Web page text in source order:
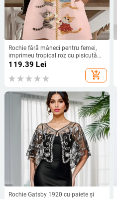
Rochie fără mâneci pentru femei,
imprimeu tropical roz cu pisicuță
cățărând pe o frânghie
119.39 Lei
add_shopping_cart
Rochie Gatsby 1920 cu paiete și